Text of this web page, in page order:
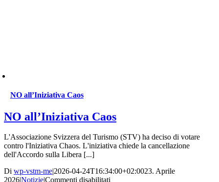
NO all’Iniziativa Caos
NO all’Iniziativa Caos
L'Associazione Svizzera del Turismo (STV) ha deciso di votare
contro l'Iniziativa Chaos. L'iniziativa chiede la cancellazione
dell'Accordo sulla Libera [...]
Di wp-vstm-me|2026-04-24T16:34:00+02:0023. Aprile
2026|Notizie|Commenti disabilitati